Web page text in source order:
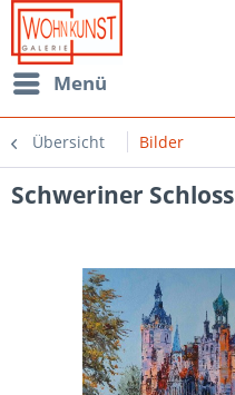
Menü
Übersicht Bilder
Schweriner Schloss